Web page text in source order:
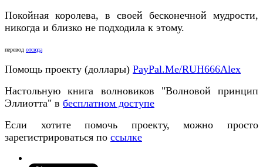
Покойная королева, в своей бесконечной мудрости,
никогда и близко не подходила к этому.
перевод отсюда
Помощь проекту (доллары) PayPal.Me/RUH666Alex
Настольную книга волновиков "Волновой принцип
Эллиотта" в бесплатном доступе
Если хотите помочь проекту, можно просто
зарегистрироваться по ссылке